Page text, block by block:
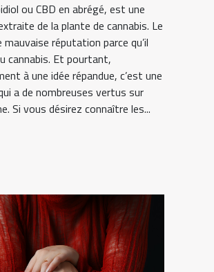
ou CBD en abrégé, est une
de la plante de cannabis. Le
mauvaise réputation parce qu’il
cannabis. Et pourtant,
à une idée répandue, c’est une
a de nombreuses vertus sur
Si vous désirez connaître les...